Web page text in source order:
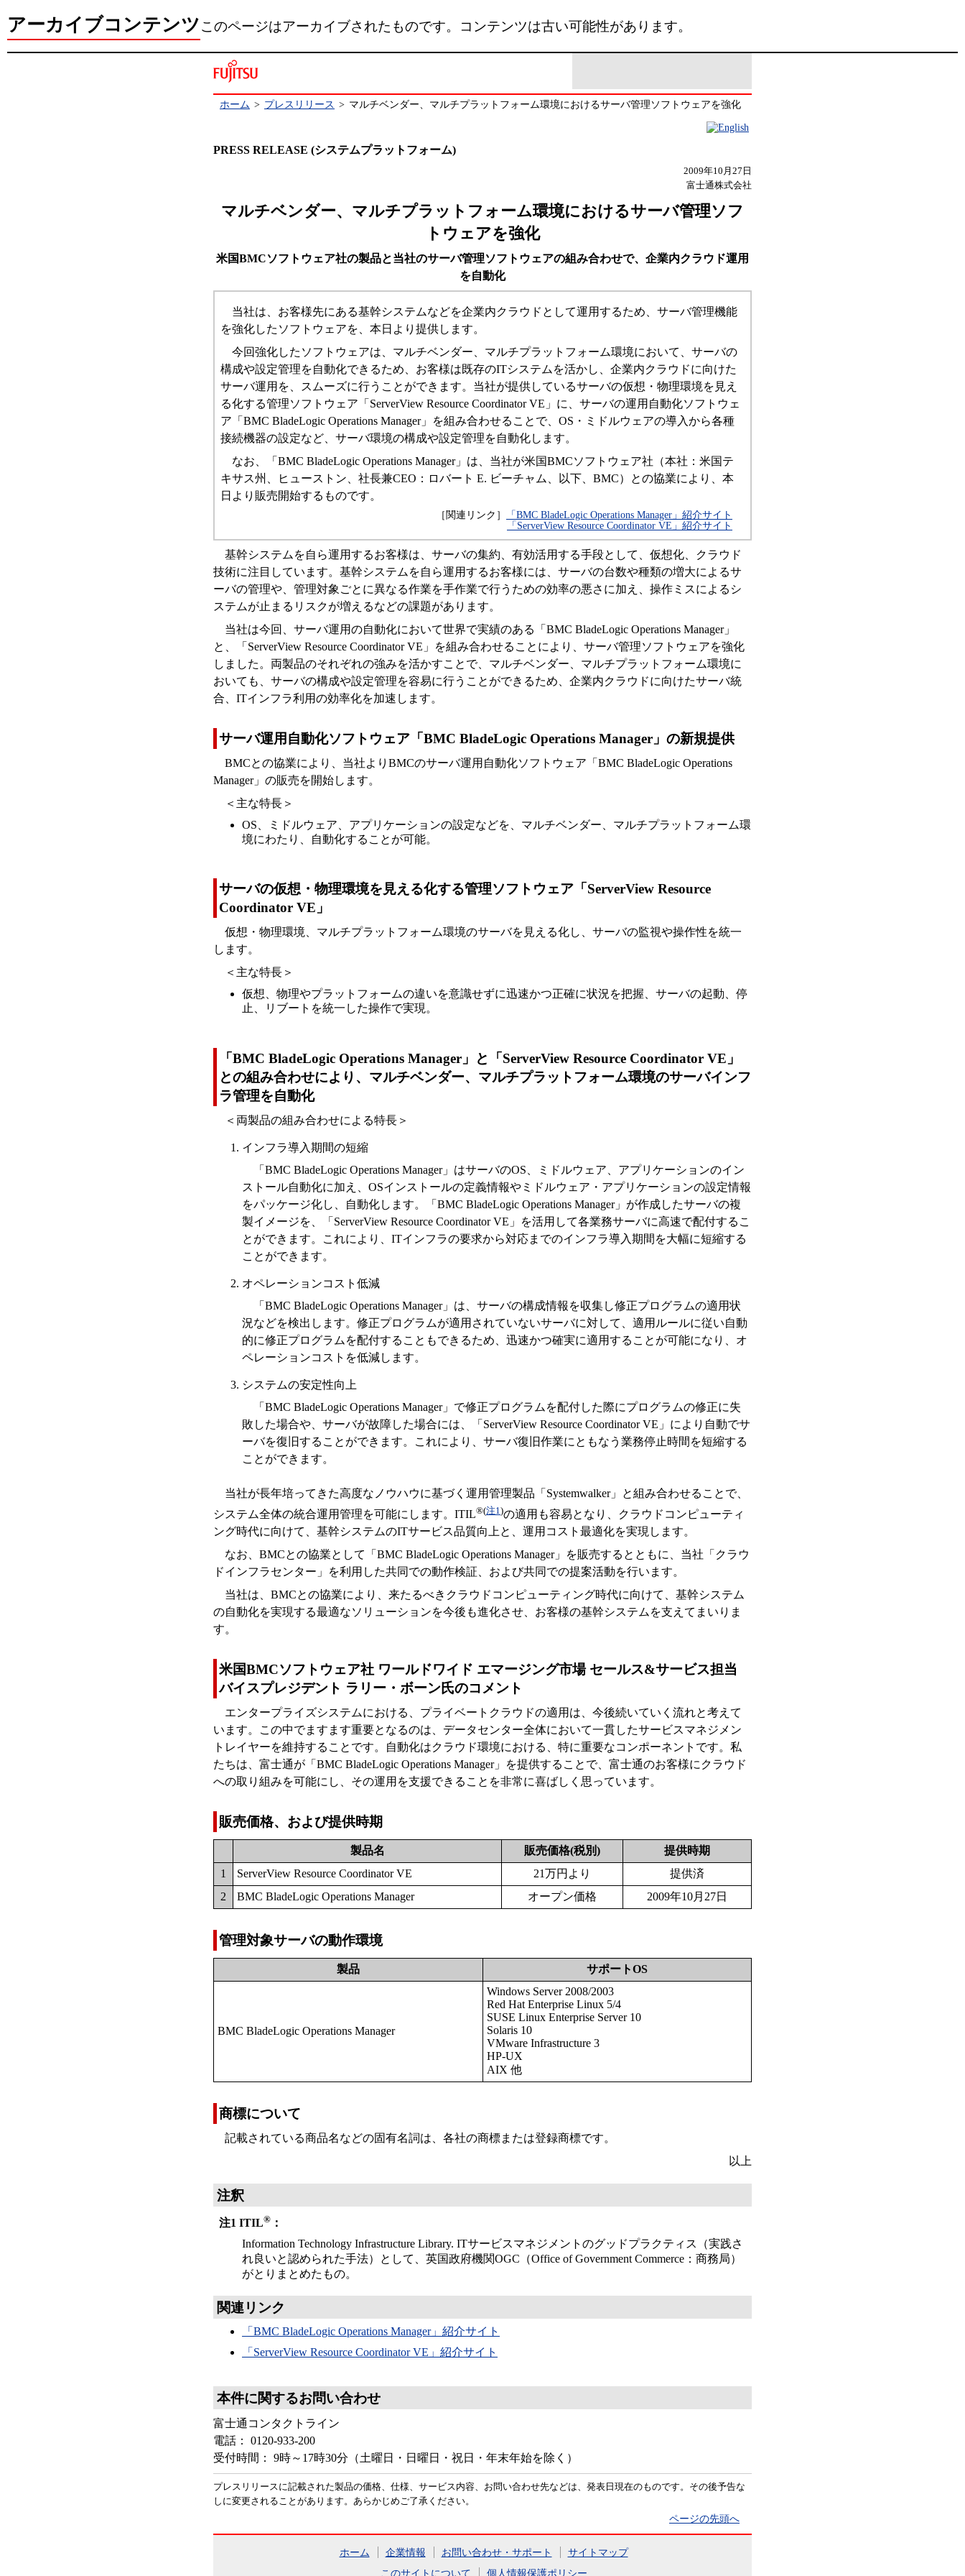
アーカイブコンテンツこのページはアーカイブされたものです。コンテンツは古い可能性があります。
ホーム > プレスリリース > マルチベンダー、マルチプラットフォーム環境におけるサーバ管理ソフトウェアを強化
PRESS RELEASE (システムプラットフォーム)
2009年10月27日
富士通株式会社
マルチベンダー、マルチプラットフォーム環境におけるサーバ管理ソフ
トウェアを強化
米国BMCソフトウェア社の製品と当社のサーバ管理ソフトウェアの組み合わせで、企業内クラウド運用
を自動化
当社は、お客様先にある基幹システムなどを企業内クラウドとして運用するため、サーバ管理機能
を強化したソフトウェアを、本日より提供します。
今回強化したソフトウェアは、マルチベンダー、マルチプラットフォーム環境において、サーバの
構成や設定管理を自動化できるため、お客様は既存のITシステムを活かし、企業内クラウドに向けた
サーバ運用を、スムーズに行うことができます。当社が提供しているサーバの仮想・物理環境を見え
る化する管理ソフトウェア「ServerView Resource Coordinator VE」に、サーバの運用自動化ソフトウェ
ア「BMC BladeLogic Operations Manager」を組み合わせることで、OS・ミドルウェアの導入から各種
接続機器の設定など、サーバ環境の構成や設定管理を自動化します。
なお、「BMC BladeLogic Operations Manager」は、当社が米国BMCソフトウェア社（本社：米国テ
キサス州、ヒューストン、社長兼CEO：ロバート E. ビーチャム、以下、BMC）との協業により、本
日より販売開始するものです。
［関連リンク］
「BMC BladeLogic Operations Manager」紹介サイト
「ServerView Resource Coordinator VE」紹介サイト
基幹システムを自ら運用するお客様は、サーバの集約、有効活用する手段として、仮想化、クラウド
技術に注目しています。基幹システムを自ら運用するお客様には、サーバの台数や種類の増大によるサ
ーバの管理や、管理対象ごとに異なる作業を手作業で行うための効率の悪さに加え、操作ミスによるシ
ステムが止まるリスクが増えるなどの課題があります。
当社は今回、サーバ運用の自動化において世界で実績のある「BMC BladeLogic Operations Manager」
と、「ServerView Resource Coordinator VE」を組み合わせることにより、サーバ管理ソフトウェアを強化
しました。両製品のそれぞれの強みを活かすことで、マルチベンダー、マルチプラットフォーム環境に
おいても、サーバの構成や設定管理を容易に行うことができるため、企業内クラウドに向けたサーバ統
合、ITインフラ利用の効率化を加速します。
サーバ運用自動化ソフトウェア「BMC BladeLogic Operations Manager」の新規提供
BMCとの協業により、当社よりBMCのサーバ運用自動化ソフトウェア「BMC BladeLogic Operations
Manager」の販売を開始します。
＜主な特長＞
OS、ミドルウェア、アプリケーションの設定などを、マルチベンダー、マルチプラットフォーム環
境にわたり、自動化することが可能。
サーバの仮想・物理環境を見える化する管理ソフトウェア「ServerView Resource
Coordinator VE」
仮想・物理環境、マルチプラットフォーム環境のサーバを見える化し、サーバの監視や操作性を統一
します。
＜主な特長＞
仮想、物理やプラットフォームの違いを意識せずに迅速かつ正確に状況を把握、サーバの起動、停
止、リブートを統一した操作で実現。
「BMC BladeLogic Operations Manager」と「ServerView Resource Coordinator VE」
との組み合わせにより、マルチベンダー、マルチプラットフォーム環境のサーバインフ
ラ管理を自動化
＜両製品の組み合わせによる特長＞
インフラ導入期間の短縮
「BMC BladeLogic Operations Manager」はサーバのOS、ミドルウェア、アプリケーションのイン
ストール自動化に加え、OSインストールの定義情報やミドルウェア・アプリケーションの設定情報
をパッケージ化し、自動化します。「BMC BladeLogic Operations Manager」が作成したサーバの複
製イメージを、「ServerView Resource Coordinator VE」を活用して各業務サーバに高速で配付するこ
とができます。これにより、ITインフラの要求から対応までのインフラ導入期間を大幅に短縮する
ことができます。
オペレーションコスト低減
「BMC BladeLogic Operations Manager」は、サーバの構成情報を収集し修正プログラムの適用状
況などを検出します。修正プログラムが適用されていないサーバに対して、適用ルールに従い自動
的に修正プログラムを配付することもできるため、迅速かつ確実に適用することが可能になり、オ
ペレーションコストを低減します。
システムの安定性向上
「BMC BladeLogic Operations Manager」で修正プログラムを配付した際にプログラムの修正に失
敗した場合や、サーバが故障した場合には、「ServerView Resource Coordinator VE」により自動でサ
ーバを復旧することができます。これにより、サーバ復旧作業にともなう業務停止時間を短縮する
ことができます。
当社が長年培ってきた高度なノウハウに基づく運用管理製品「Systemwalker」と組み合わせることで、
システム全体の統合運用管理を可能にします。ITIL®(注1)の適用も容易となり、クラウドコンピューティ
ング時代に向けて、基幹システムのITサービス品質向上と、運用コスト最適化を実現します。
なお、BMCとの協業として「BMC BladeLogic Operations Manager」を販売するとともに、当社「クラウ
ドインフラセンター」を利用した共同での動作検証、および共同での提案活動を行います。
当社は、BMCとの協業により、来たるべきクラウドコンピューティング時代に向けて、基幹システム
の自動化を実現する最適なソリューションを今後も進化させ、お客様の基幹システムを支えてまいりま
す。
米国BMCソフトウェア社 ワールドワイド エマージング市場 セールス&サービス担当
バイスプレジデント ラリー・ボーン氏のコメント
エンタープライズシステムにおける、プライベートクラウドの適用は、今後続いていく流れと考えて
います。この中でますます重要となるのは、データセンター全体において一貫したサービスマネジメン
トレイヤーを維持することです。自動化はクラウド環境における、特に重要なコンポーネントです。私
たちは、富士通が「BMC BladeLogic Operations Manager」を提供することで、富士通のお客様にクラウド
への取り組みを可能にし、その運用を支援できることを非常に喜ばしく思っています。
販売価格、および提供時期
製品名 販売価格(税別)
提供時期
1
ServerView Resource Coordinator VE 21万円より
提供済
2
BMC BladeLogic Operations Manager オープン価格 2009年10月27日
管理対象サーバの動作環境
製品 サポートOS
BMC BladeLogic Operations Manager
Windows Server 2008/2003
Red Hat Enterprise Linux 5/4
SUSE Linux Enterprise Server 10
Solaris 10
VMware Infrastructure 3
HP-UX
AIX 他
商標について
記載されている商品名などの固有名詞は、各社の商標または登録商標です。
以上
注釈
注1 ITIL® ：
Information Technology Infrastructure Library. ITサービスマネジメントのグッドプラクティス（実践さ
れ良いと認められた手法）として、英国政府機関OGC（Office of Government Commerce：商務局）
がとりまとめたもの。
関連リンク
「BMC BladeLogic Operations Manager」紹介サイト
「ServerView Resource Coordinator VE」紹介サイト
本件に関するお問い合わせ
富士通コンタクトライン
電話： 0120-933-200
受付時間： 9時～17時30分（土曜日・日曜日・祝日・年末年始を除く）
プレスリリースに記載された製品の価格、仕様、サービス内容、お問い合わせ先などは、発表日現在のものです。その後予告な
しに変更されることがあります。あらかじめご了承ください。
ページの先頭へ
ホーム 企業情報 お問い合わせ・サポート
サイトマップ
このサイトについて
個人情報保護ポリシー